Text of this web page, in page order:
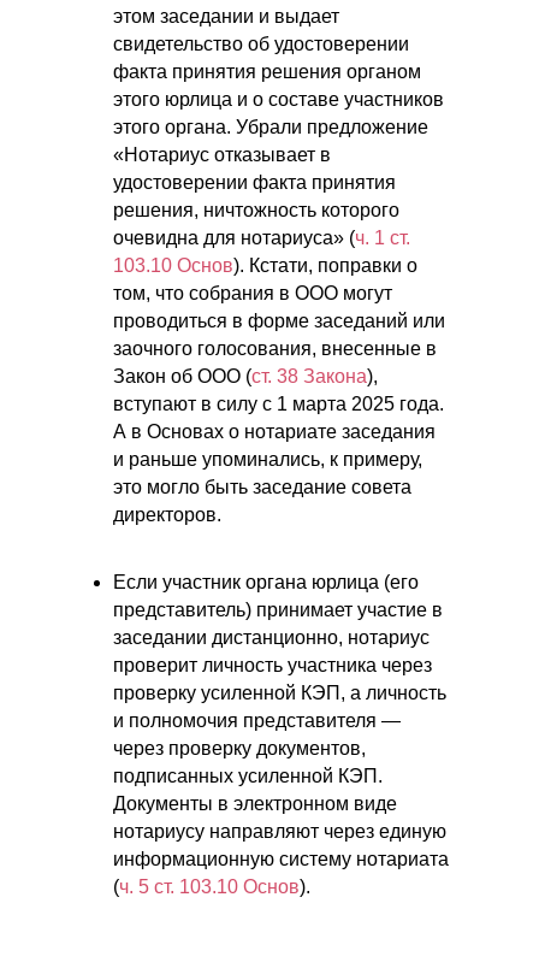
этом заседании и выдает
свидетельство об удостоверении
факта принятия решения органом
этого юрлица и о составе участников
этого органа. Убрали предложение
«Нотариус отказывает в
удостоверении факта принятия
решения, ничтожность которого
очевидна для нотариуса» (ч. 1 ст.
103.10 Основ). Кстати, поправки о
том, что собрания в ООО могут
проводиться в форме заседаний или
заочного голосования, внесенные в
Закон об ООО (ст. 38 Закона),
вступают в силу с 1 марта 2025 года.
А в Основах о нотариате заседания
и раньше упоминались, к примеру,
это могло быть заседание совета
директоров.
Если участник органа юрлица (его
представитель) принимает участие в
заседании дистанционно, нотариус
проверит личность участника через
проверку усиленной КЭП, а личность
и полномочия представителя —
через проверку документов,
подписанных усиленной КЭП.
Документы в электронном виде
нотариусу направляют через единую
информационную систему нотариата
(ч. 5 ст. 103.10 Основ).